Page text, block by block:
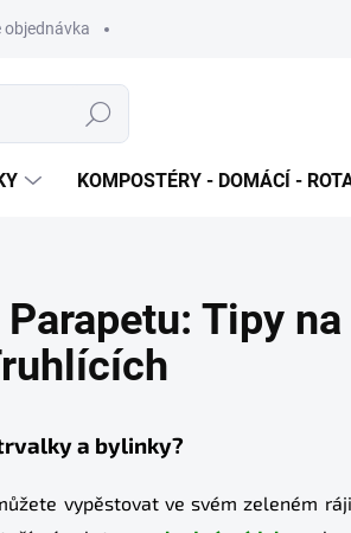
objednávka
Hledat
KOMPOSTÉRY - DOMÁCÍ -
Tipy na
a bylinky?
vypěstovat ve svém zeleném ráji